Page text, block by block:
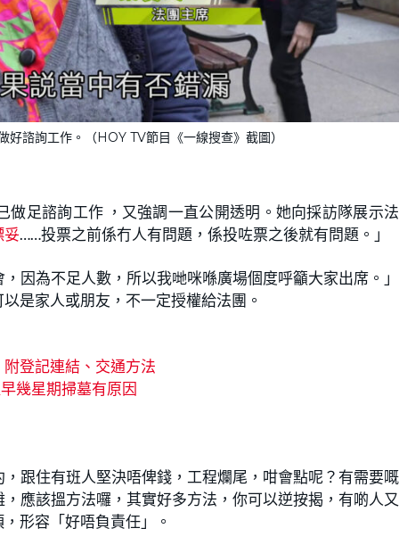
諮詢工作。（HOY TV節目《一線搜查》截圖）
足諮詢工作 ，又強調一直公開透明。她向採訪隊展示
妥……投票之前係冇人有問題，係投咗票之後就有問題。」
因為不足人數，所以我哋咪喺廣場個度呼籲大家出席。
是家人或朋友，不一定授權給法團。
登記連結、交通方法
幾星期掃墓有原因
跟住有班人堅決唔俾錢，工程爛尾，咁會點呢？有需要
應該搵方法囉，其實好多方法，你可以逆按揭，有啲人
形容「好唔負責任」。